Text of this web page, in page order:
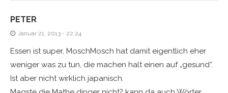
PETER
Januar 21, 2013 - 22:24
Essen ist super, MoschMosch hat damit eigentlich eher
weniger was zu tun, die machen halt einen auf „gesund“.
Ist aber nicht wirklich japanisch.